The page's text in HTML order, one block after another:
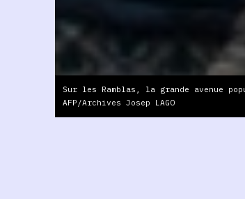
Sur les Ramblas, la grande avenue
AFP/Archives Josep LAGO